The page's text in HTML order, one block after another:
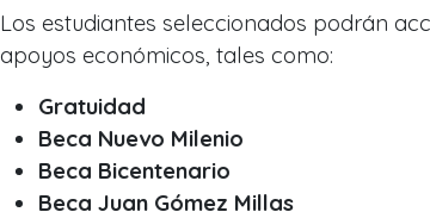
Los estudiantes seleccionados podrán
apoyos económicos, tales como:
Gratuidad
Beca Nuevo Milenio
Beca Bicentenario
Beca Juan Gómez Millas